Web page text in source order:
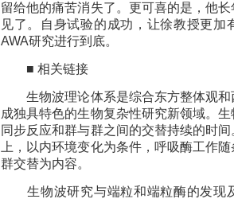
留给他的痛苦消失了。更可喜的是，他
见了。自身试验的成功，让徐教授更加
AWA研究进行到底。
■ 相关链接
生物波理论体系是综合东方整体观和
成独具特色的生物复杂性研究新领域。
同步反应和群与群之间的交替持续的时
上，以内环境变化为条件，呼吸酶工作
群交替为内容。
生物波研究与端粒和端粒酶的发现